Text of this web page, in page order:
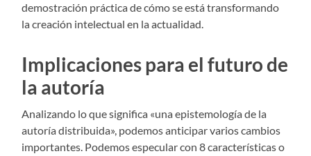
demostración práctica de cómo se está transformando
la creación intelectual en la actualidad.
Implicaciones para el futuro de
la autoría
Analizando lo que significa «una epistemología de la
autoría distribuida», podemos anticipar varios cambios
importantes. Podemos especular con 8 características o